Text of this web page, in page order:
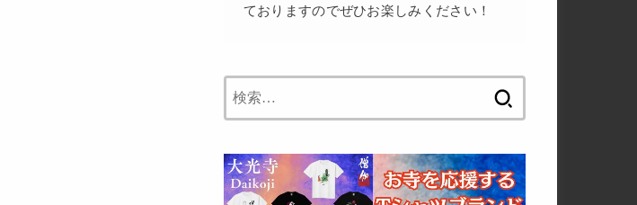
ておりますのでぜひお楽しみください！